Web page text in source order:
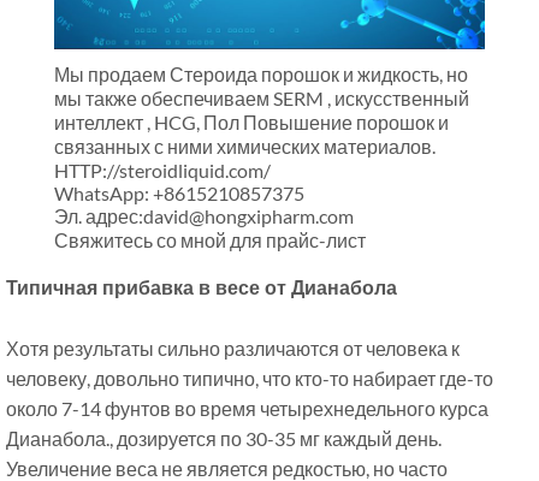
Мы продаем Стероида порошок и жидкость, но
мы также обеспечиваем SERM , искусственный
интеллект , HCG, Пол Повышение порошок и
связанных с ними химических материалов.
HTTP://steroidliquid.com/
WhatsApp: +8615210857375
Эл. адрес:david@hongxipharm.com
Свяжитесь со мной для прайс-лист
Типичная прибавка в весе от Дианабола
Хотя результаты сильно различаются от человека к
человеку, довольно типично, что кто-то набирает где-то
около 7-14 фунтов во время четырехнедельного курса
Дианабола., дозируется по 30-35 мг каждый день.
Увеличение веса не является редкостью, но часто